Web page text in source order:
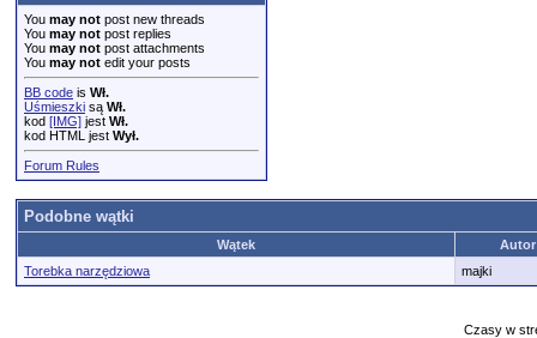
You may not post new threads
You may not post replies
You may not post attachments
You may not edit your posts
BB code is Wł.
Uśmieszki są Wł.
kod [IMG] jest Wł.
kod HTML jest Wył.
Forum Rules
Podobne wątki
Wątek
Torebka narzędziowa
majki
Czasy w